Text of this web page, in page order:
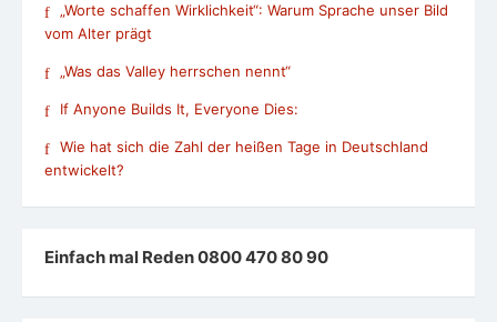
„Worte schaffen Wirklichkeit“: Warum Sprache unser Bild
vom Alter prägt
„Was das Valley herrschen nennt“
If Anyone Builds It, Everyone Dies:
Wie hat sich die Zahl der heißen Tage in Deutschland
entwickelt?
Einfach mal Reden 0800 470 80 90